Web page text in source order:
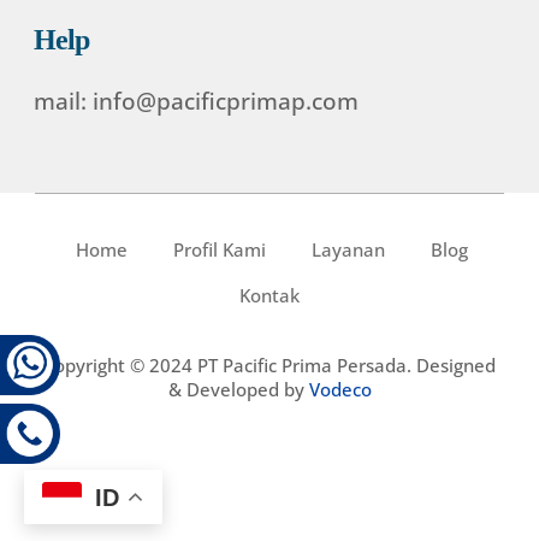
Help
mail: info@pacificprimap.com
Copyright © 2024 PT Pacific Prima Persada. Designed
& Developed by Vodeco
Home Profil Kami Layanan
Blog
Kontak
ID